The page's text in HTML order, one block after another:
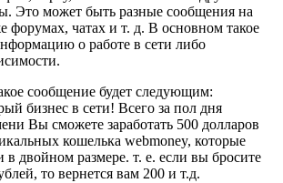
Это может быть разные сообщения на
форумах, чатах и т. д. В основном такое
о работе в сети либо
сообщение будет следующим:
бизнес в сети! Всего за пол дня
Вы сможете заработать 500 долларов
кошелька webmoney, которые
в двойном размере. т. е. если вы бросите
то вернется вам 200 и т.д.